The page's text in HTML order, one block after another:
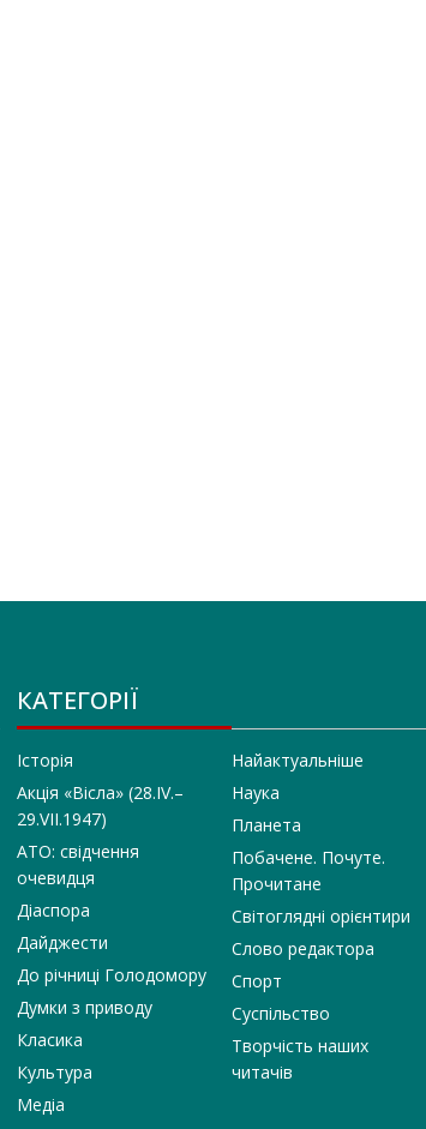
КАТЕГОРІЇ
Історія
Акція «Вісла» (28.IV.–
29.VII.1947)
АТО: свідчення
очевидця
Діаспора
Дайджести
До річниці Голодомору
Думки з приводу
Класика
Культура
Медіа
Найактуальніше
Наука
Планета
Побачене. Почуте.
Прочитане
Світоглядні орієнтири
Слово редактора
Спорт
Суспільство
Творчість наших
читачів